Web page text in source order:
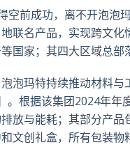
空前成功，离不开泡泡
联名产品，实现跨文化
国家；其四大区域总
泡玛特持续推动材料
。根据该集团2024年年
放与能耗；其部分产品
文创礼盒，所有包装